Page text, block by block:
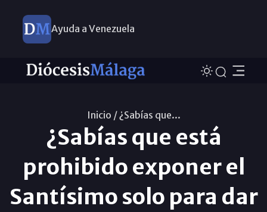
Ayuda a Venezuela
Inicio /¿Sabías que...
¿Sabías que está
prohibido exponer el
Santísimo solo para dar